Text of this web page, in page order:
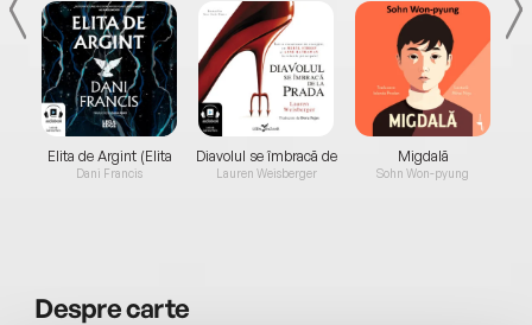
Elita de Argint (Elita
de...
Dani Francis
Diavolul se îmbracă de
la...
Lauren Weisberger
Migdală
Sohn Won-pyung
Desprecarte